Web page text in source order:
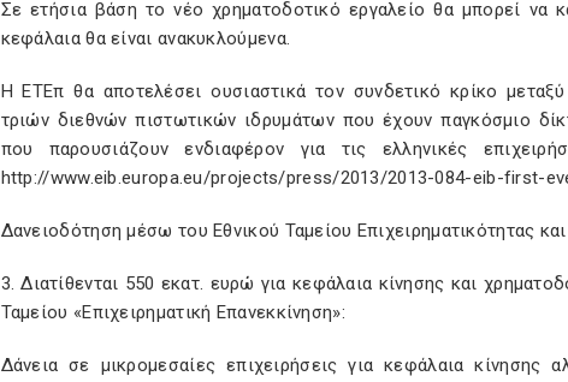
Σε ετήσια βάση το νέο χρηματοδοτικό εργαλείο θα μπορεί να
κεφάλαια θα είναι ανακυκλούμενα.
Η ΕΤΕπ θα αποτελέσει ουσιαστικά τον συνδετικό κρίκο
τριών διεθνών πιστωτικών ιδρυμάτων που έχουν παγκόσμιο
που παρουσιάζουν ενδιαφέρον για τις ελληνικές
http://www.eib.europa.eu/projects/press/2013/2013-084-eib-first-
Δανειοδότηση μέσω του Εθνικού Ταμείου Επιχειρηματικότητας
3. Διατίθενται 550 εκατ. ευρώ για κεφάλαια κίνησης και
Ταμείου «Επιχειρηματική Επανεκκίνηση»:
Δάνεια σε μικρομεσαίες επιχειρήσεις για κεφάλαια